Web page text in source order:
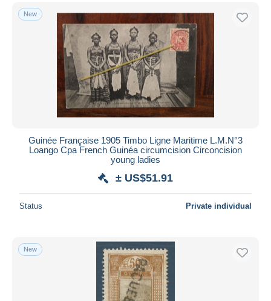
New
Guinée Française 1905 Timbo Ligne Maritime L.M.N°3
Loango Cpa French Guinéa circumcision Circoncision
young ladies
± US$51.91
Status Private individual
New